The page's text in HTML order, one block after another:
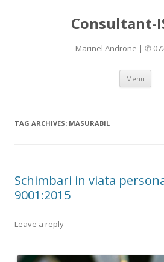
Consultant-
Marinel Androne | ✆
Menu Skip
TAG ARCHIVES: MASURABIL
Schimbari in viata
9001:2015
Leave a reply